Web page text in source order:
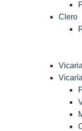
Clero